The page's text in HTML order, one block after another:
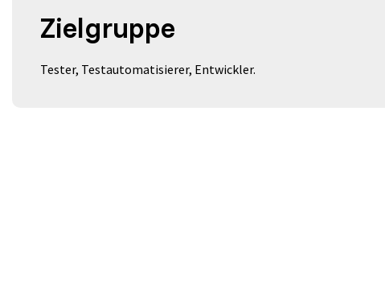
Zielgruppe
Tester, Testautomatisierer, Entwickler.